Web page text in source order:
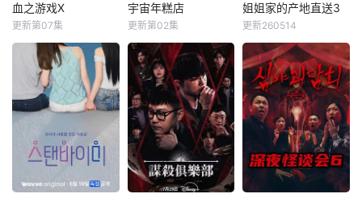
血之游戏X
???
&nbsp;&nbsp;&nb
sp;&nbsp;&nbsp;&
nbsp;&nbsp;&nbs
p;一场极限生存游
戏，在脑力和体力
最强的玩家之间回
血之游戏X
更新第07集
宇宙年糕店
李泳知
&nbsp;&nbsp;&nb
sp;&nbsp;&nbsp;&
nbsp;&nbsp;&nbs
p;《Biong Biong地
球游戏厅》衍生综
艺
宇宙年糕店
更新第02集
姐姐家的产地直送3
金珍荣
姐姐家的产地直送3
更新260514